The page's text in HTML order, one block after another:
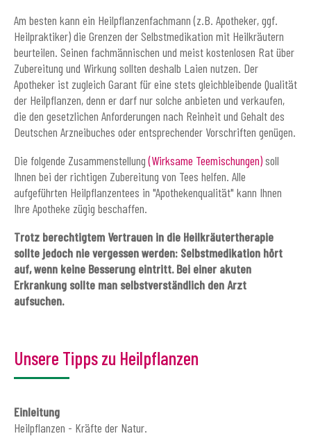
Am besten kann ein Heilpflanzenfachmann (z.B. Apotheker, ggf.
Heilpraktiker) die Grenzen der Selbstmedikation mit Heilkräutern
beurteilen. Seinen fachmännischen und meist kostenlosen Rat über
Zubereitung und Wirkung sollten deshalb Laien nutzen. Der
Apotheker ist zugleich Garant für eine stets gleichbleibende Qualität
der Heilpflanzen, denn er darf nur solche anbieten und verkaufen,
die den gesetzlichen Anforderungen nach Reinheit und Gehalt des
Deutschen Arzneibuches oder entsprechender Vorschriften genügen.
Die folgende Zusammenstellung(Wirksame Teemischungen)soll
Ihnen bei der richtigen Zubereitung von Tees helfen. Alle
aufgeführten Heilpflanzentees in "Apothekenqualität" kann Ihnen
Ihre Apotheke zügig beschaffen.
Trotz berechtigtem Vertrauen in die Heilkräutertherapie
sollte jedoch nie vergessen werden: Selbstmedikation hört
auf, wenn keine Besserung eintritt. Bei einer akuten
Erkrankung sollte man selbstverständlich den Arzt
aufsuchen.
Unsere Tipps zu Heilpflanzen
Einleitung
Heilpflanzen - Kräfte der Natur.